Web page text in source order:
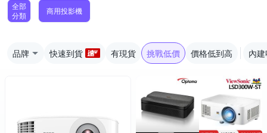
全部
分類
商用投影機
品牌 快速到貨 有現貨 挑戰低價 價格低到高 內